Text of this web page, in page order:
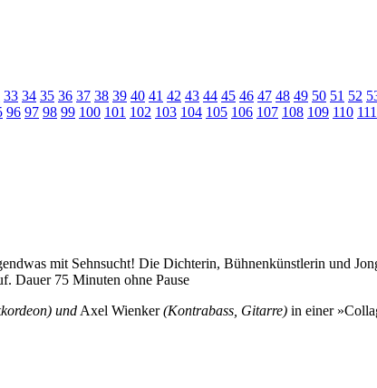
33 34 35 36 37 38 39 40 41 42 43 44 45 46 47 48 49 50 51 52
96 97 98 99 100 101 102 103 104 105 106 107 108 109 110 111
mit Sehnsucht! Die Dichterin, Bühnenkünstlerin und
Dauer 75 Minuten ohne Pause
undAxel Wienker(Kontrabass, Gitarre) in einer